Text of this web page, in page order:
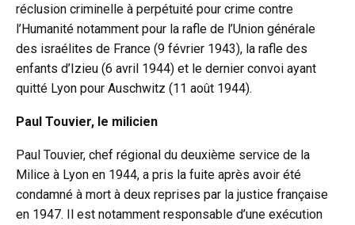
réclusion criminelle à perpétuité pour crime contre
l’Humanité notamment pour la rafle de l’Union générale
des israélites de France (9 février 1943), la rafle des
enfants d’Izieu (6 avril 1944) et le dernier convoi ayant
quitté Lyon pour Auschwitz (11 août 1944).
Paul Touvier, le milicien
Paul Touvier, chef régional du deuxième service de la
Milice à Lyon en 1944, a pris la fuite après avoir été
condamné à mort à deux reprises par la justice française
en 1947. Il est notamment responsable d’une exécution